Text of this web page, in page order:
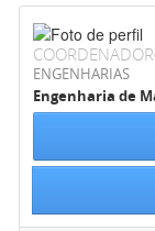
ENGENHARIAS
Engenharia de